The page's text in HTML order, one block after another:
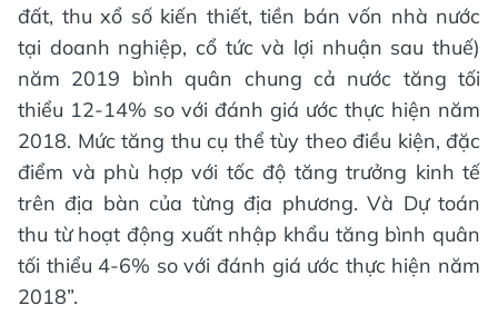
đất, thu xổ số kiến thiết, tiền bán vốn nhà nước
tại doanh nghiệp, cổ tức và lợi nhuận sau thuế)
năm 2019 bình quân chung cả nước tăng tối
thiểu 12-14% so với đánh giá ước thực hiện năm
2018. Mức tăng thu cụ thể tùy theo điều kiện, đặc
điểm và phù hợp với tốc độ tăng trưởng kinh tế
trên địa bàn của từng địa phương. Và Dự toán
thu từ hoạt động xuất nhập khẩu tăng bình quân
tối thiểu 4-6% so với đánh giá ước thực hiện năm
2018”.